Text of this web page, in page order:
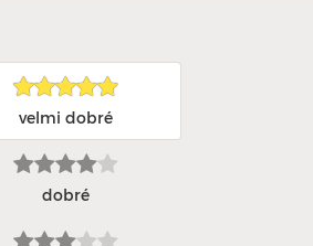
velmi dobré
dobré